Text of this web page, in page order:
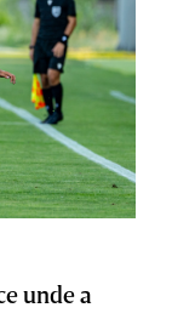
unde a